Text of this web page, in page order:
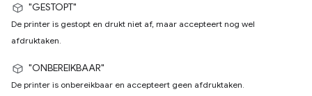
"GESTOPT"
De printer is gestopt en drukt niet af, maar accepteert nog wel
afdruktaken.
"ONBEREIKBAAR"
De printer is onbereikbaar en accepteert geen afdruktaken.